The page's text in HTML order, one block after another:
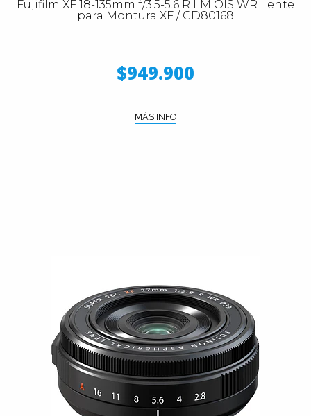
Fujifilm XF 18-135mm f/3.5-5.6 R LM OIS WR Lente
para Montura XF / CD80168
$949.900
MÁS INFO